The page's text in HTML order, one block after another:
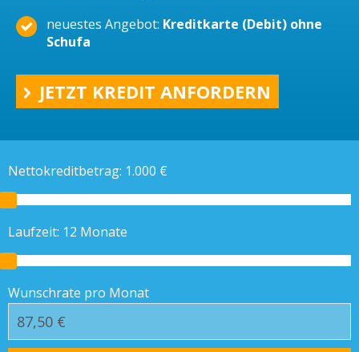
neuestes Angebot: Kreditkarte (Debit) ohne
Schufa
JETZT KREDIT ANFORDERN
Nettokreditbetrag: 1.000 €
Laufzeit: 12 Monate
Wunschrate pro Monat